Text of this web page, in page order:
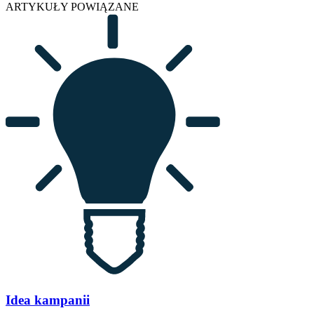
ARTYKUŁY POWIĄZANE
Idea kampanii